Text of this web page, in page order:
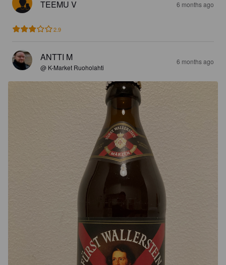
TEEMU V 6 months ago
2.9
ANTTI M
@ K-Market Ruoholahti
6 months ago